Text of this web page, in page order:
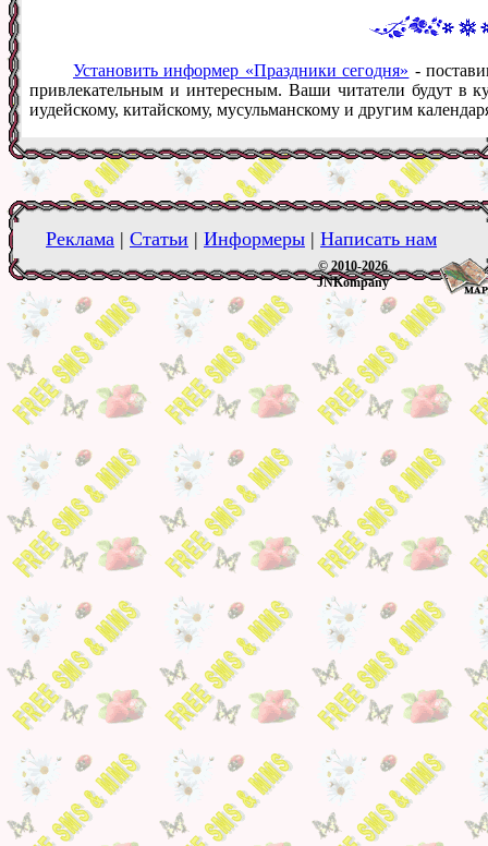
Установить информер «Праздники сегодня» -
привлекательным и интересным. Ваши читатели будут в
иудейскому, китайскому, мусульманскому и другим
Реклама | Статьи | Информеры | Написать нам
© 2010-2026
JNKompany